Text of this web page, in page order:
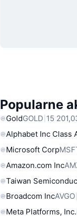
Popularne
GoldGOLD 15
Alphabet Inc Class
Microsoft Corp
Amazon.com Inc
Taiwan
Broadcom IncAVGO
Meta Platforms, Inc.